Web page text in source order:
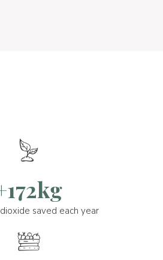
saved each year